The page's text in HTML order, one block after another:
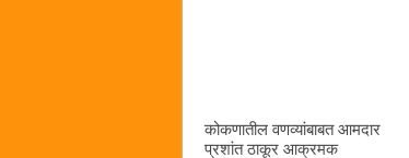
कोकणातील वणव्यांबाबत आमदार
प्रशांत ठाकूर आक्रमक